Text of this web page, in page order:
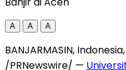
A A A
BANJARMASIN, Indonesia,
/PRNewswire/ —